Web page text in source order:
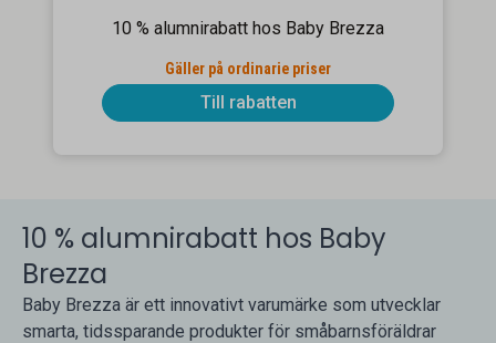
10 % alumnirabatt hos Baby Brezza
Gäller på ordinarie priser
Till rabatten
10 % alumnirabatt hos Baby
Brezza
Baby Brezza är ett innovativt varumärke som utvecklar
smarta, tidssparande produkter för småbarnsföräldrar